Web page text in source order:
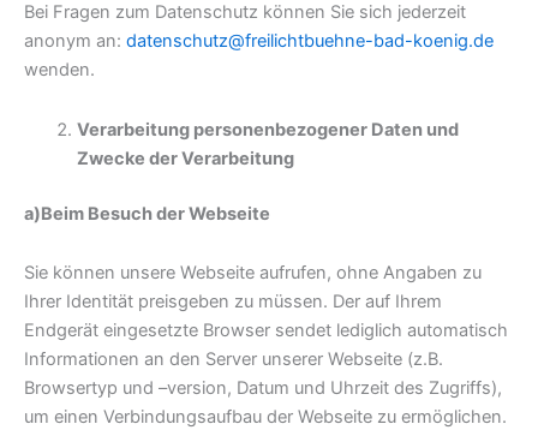
Bei Fragen zum Datenschutz können Sie sich jederzeit
anonym an: datenschutz@freilichtbuehne-bad-koenig.de
wenden.
Verarbeitung personenbezogener Daten und
Zwecke der Verarbeitung
a)Beim Besuch der Webseite
Sie können unsere Webseite aufrufen, ohne Angaben zu
Ihrer Identität preisgeben zu müssen. Der auf Ihrem
Endgerät eingesetzte Browser sendet lediglich automatisch
Informationen an den Server unserer Webseite (z.B.
Browsertyp und –version, Datum und Uhrzeit des Zugriffs),
um einen Verbindungsaufbau der Webseite zu ermöglichen.